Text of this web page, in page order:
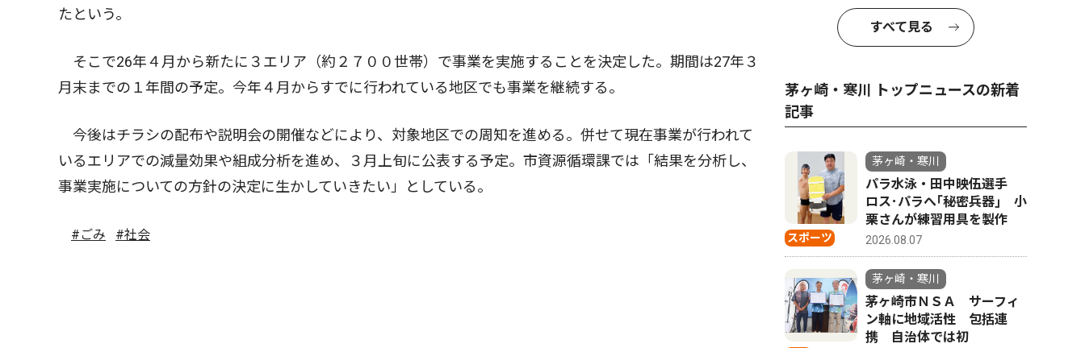
たという。
そこで26年４月から新たに３エリア（約２７００世帯）で事業を実施することを決定した。期間は27年３
月末までの１年間の予定。今年４月からすでに行われている地区でも事業を継続する。
今後はチラシの配布や説明会の開催などにより、対象地区での周知を進める。併せて現在事業が行われて
いるエリアでの減量効果や組成分析を進め、３月上旬に公表する予定。市資源循環課では「結果を分析し、
事業実施についての方針の決定に生かしていきたい」としている。
#ごみ #社会
すべて見る
茅ヶ崎・寒川 トップニュースの新着
記事
スポーツ
茅ヶ崎・寒川
パラ水泳・田中映伍選手
ロス･パラへ｢秘密兵器｣ 小
栗さんが練習用具を製作
2026.08.07
茅ヶ崎・寒川
茅ヶ崎市ＮＳＡ サーフィ
ン軸に地域活性 包括連
携 自治体では初